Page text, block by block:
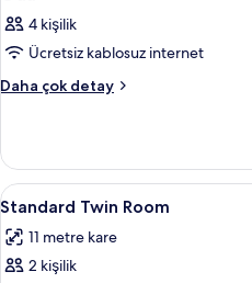
4 kişilik
Ücretsiz kablosuz internet
Daha çok detay
Oda
detay
Standard
Twin
Room
için
20
Standard Twin Room
11 metre kare
2 kişilik